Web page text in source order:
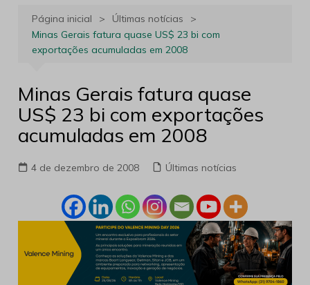
Página inicial
Últimas notícias
Minas Gerais fatura quase US$ 23 bi com
exportações acumuladas em 2008
Minas Gerais fatura quase
US$ 23 bi com exportações
acumuladas em 2008
4 de dezembro de 2008 Últimas notícias